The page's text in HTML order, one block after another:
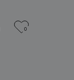
0